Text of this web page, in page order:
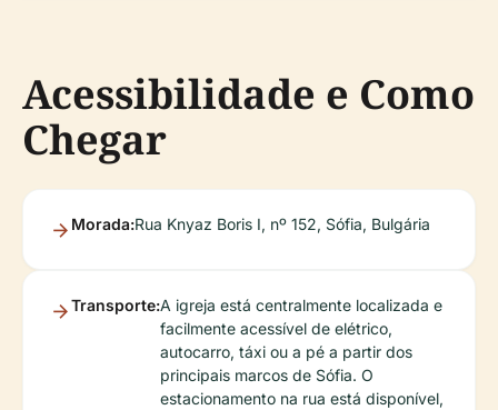
Acessibilidade e Como
Chegar
Morada:Rua Knyaz Boris I, nº 152, Sófia, Bulgária
Transporte:A igreja está centralmente localizada e
facilmente acessível de elétrico,
autocarro, táxi ou a pé a partir dos
principais marcos de Sófia. O
estacionamento na rua está disponível,